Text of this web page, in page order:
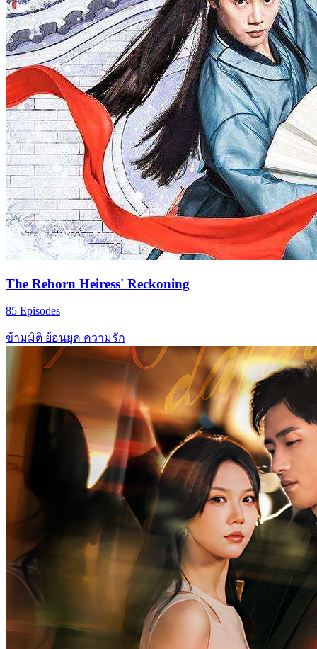
The Reborn Heiress' Reckoning
85 Episodes
ข้ามมิติ ย้อนยุค ความรัก